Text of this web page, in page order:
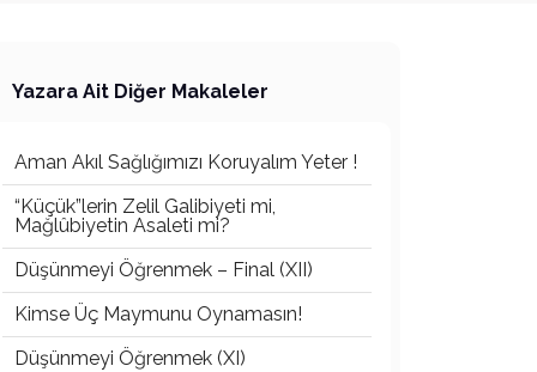
Yazara Ait Diğer Makaleler
Aman Akıl Sağlığımızı Koruyalım Yeter !
“Küçük”lerin Zelil Galibiyeti mi,
Mağlûbiyetin Asaleti mi?
Düşünmeyi Öğrenmek – Final (XII)
Kimse Üç Maymunu Oynamasın!
Düşünmeyi Öğrenmek (XI)